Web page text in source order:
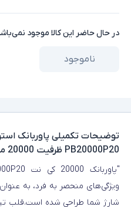
در حال حاضر این کالا موجود
ناموجود
توضیحات تکمیلی
PB20000P20 ظرفیت 20000 میلی آمپر ساعت
ویژگی‌های منحصر به فرد، به